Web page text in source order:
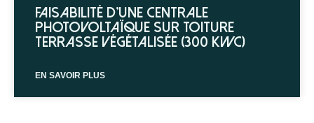
Faisabilité d’une centrale
photovoltaïque sur toiture
terrasse végétalisée (300 kWc)
EN SAVOIR PLUS